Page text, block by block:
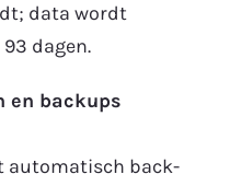
data wordt
dagen.
en backups
automatisch back-